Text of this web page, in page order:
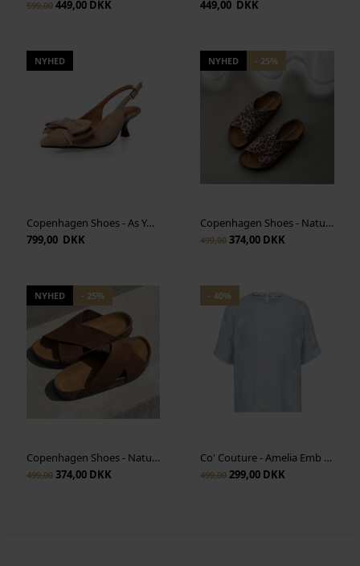
599,00449,00 DKK
449,00 DKK
NYHED
Copenhagen Shoes - As You See S - Beige
799,00 DKK
NYHED - 25%
Copenhagen Shoes - Nature Steps L - Multi Print
499,00 374,00 DKK
NYHED - 25%
Copenhagen Shoes - Nature Steps - Dark Brown
499,00374,00 DKK
- 40%
Co' Couture - Amelia Emb Blouse - Pale Blue
499,00 299,00 DKK